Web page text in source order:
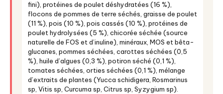
fini), protéines de poulet déshydratées (16 %),
flocons de pommes de terre séchés, graisse de poulet
(11 %), pois (10 %), pois cassés (10 %), protéines de
poulet hydrolysées (5 %), chicorée séchée (source
naturelle de FOS et d’inuline), minéraux, MOS et bêta-
glucanes, pommes séchées, carottes séchées (0,5
%), huile d’algues (0,3 %), potiron séché (0,1 %),
tomates séchées, orties séchées (0,1 %), mélange
d’extraits de plantes (Yucca schidigera, Rosmarinus
sp, Vitis sp, Curcuma sp, Citrus sp, Syzygium sp).